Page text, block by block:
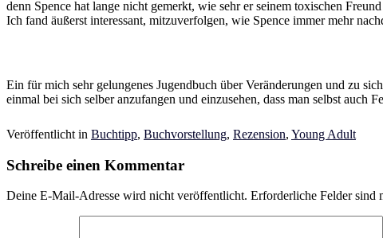
denn Spence hat lange nicht gemerkt, wie sehr er seinem toxischen
Ich fand äußerst interessant, mitzuverfolgen, wie Spence immer mehr
Ein für mich sehr gelungenes Jugendbuch über Veränderungen und zu
einmal bei sich selber anzufangen und einzusehen, dass man selbst auch
Veröffentlicht in Buchtipp, Buchvorstellung, Rezension, Young Adult
Schreibe einen Kommentar
Deine E-Mail-Adresse wird nicht veröffentlicht. Erforderliche Felder sind